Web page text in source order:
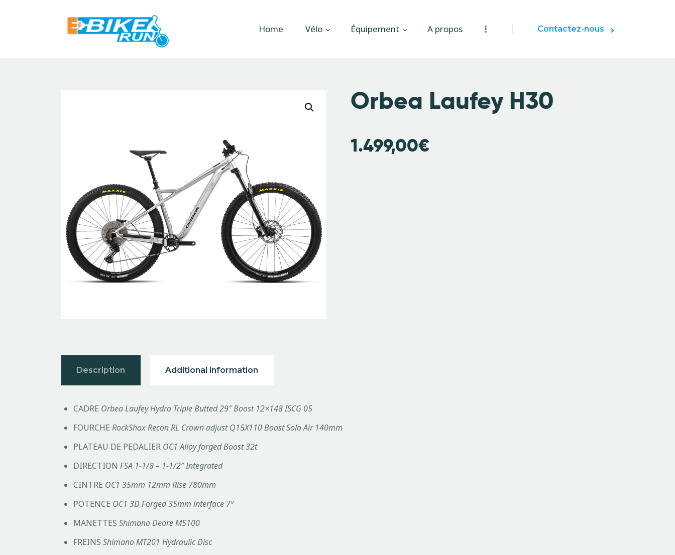
Home Vélo Équipement A propos Contactez-nous
Contactez-nous
Orbea Laufey H30
1.499,00€
Description Additional information
CADRE Orbea Laufey Hydro Triple Butted 29″ Boost 12×148 ISCG 05
FOURCHE RockShox Recon RL Crown adjust Q15X110 Boost Solo Air 140mm
PLATEAU DE PEDALIER OC1 Alloy forged Boost 32t
DIRECTION FSA 1-1/8 – 1-1/2″ Integrated
CINTRE OC1 35mm 12mm Rise 780mm
POTENCE OC1 3D Forged 35mm interface 7º
MANETTES Shimano Deore M5100
FREINS Shimano MT201 Hydraulic Disc